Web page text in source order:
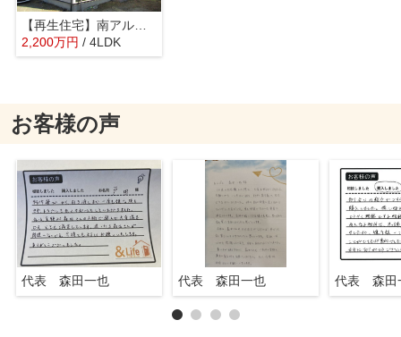
【再生住宅】南アルプス市鏡中條
2,200万円 / 4LDK
お客様の声
代表 森田一也 代表 森田一也 代表 森田